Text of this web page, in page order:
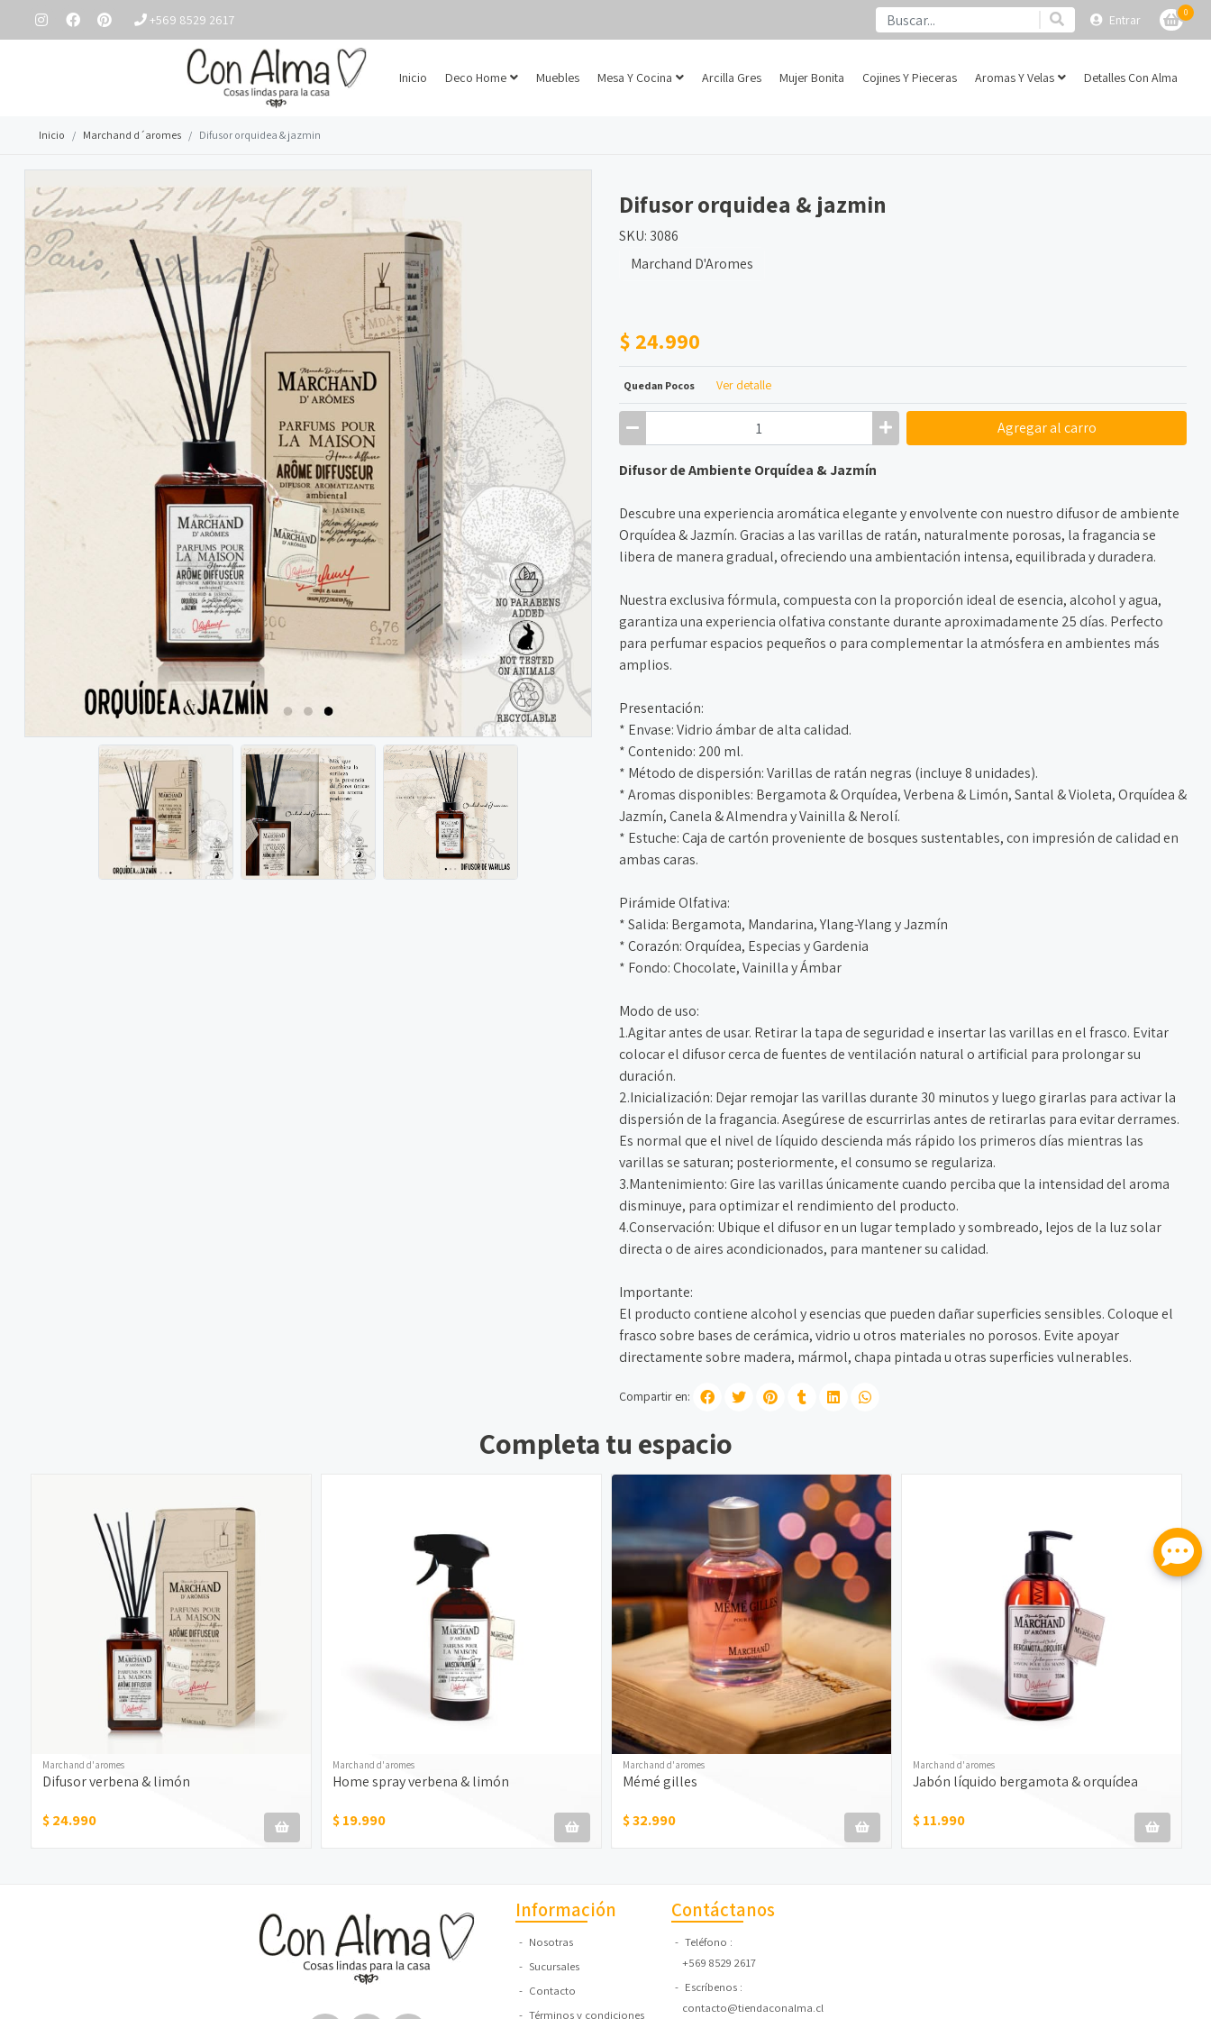
+569 8529 2617 Entrar 0
Inicio Deco Home Muebles Mesa Y Cocina Arcilla Gres Mujer Bonita Cojines Y Pieceras Aromas Y Velas Detalles Con Alma
Inicio Marchand d´aromes Difusor orquidea & jazmin
Difusor orquidea & jazmin
SKU: 3086
Marchand D'Aromes
$ 24.990
Quedan Pocos Ver detalle
Agregaral carro
Difusor de Ambiente Orquídea & Jazmín
Descubre una experiencia aromática elegante y envolvente con nuestro difusor de ambiente
Orquídea & Jazmín. Gracias a las varillas de ratán, naturalmente porosas, la fragancia se
libera de manera gradual, ofreciendo una ambientación intensa, equilibrada y duradera.
Nuestra exclusiva fórmula, compuesta con la proporción ideal de esencia, alcohol y agua,
garantiza una experiencia olfativa constante durante aproximadamente 25 días. Perfecto
para perfumar espacios pequeños o para complementar la atmósfera en ambientes más
amplios.
Presentación:
* Envase: Vidrio ámbar de alta calidad.
* Contenido: 200 ml.
* Método de dispersión: Varillas de ratán negras (incluye 8 unidades).
* Aromas disponibles: Bergamota & Orquídea, Verbena & Limón, Santal & Violeta, Orquídea &
Jazmín, Canela & Almendra y Vainilla & Nerolí.
* Estuche: Caja de cartón proveniente de bosques sustentables, con impresión de calidad en
ambas caras.
Pirámide Olfativa:
* Salida: Bergamota, Mandarina, Ylang-Ylang y Jazmín
* Corazón: Orquídea, Especias y Gardenia
* Fondo: Chocolate, Vainilla y Ámbar
Modo de uso:
1.Agitar antes de usar. Retirar la tapa de seguridad e insertar las varillas en el frasco. Evitar
colocar el difusor cerca de fuentes de ventilación natural o artificial para prolongar su
duración.
2.Inicialización: Dejar remojar las varillas durante 30 minutos y luego girarlas para activar la
dispersión de la fragancia. Asegúrese de escurrirlas antes de retirarlas para evitar derrames.
Es normal que el nivel de líquido descienda más rápido los primeros días mientras las
varillas se saturan; posteriormente, el consumo se regulariza.
3.Mantenimiento: Gire las varillas únicamente cuando perciba que la intensidad del aroma
disminuye, para optimizar el rendimiento del producto.
4.Conservación: Ubique el difusor en un lugar templado y sombreado, lejos de la luz solar
directa o de aires acondicionados, para mantener su calidad.
Importante:
El producto contiene alcohol y esencias que pueden dañar superficies sensibles. Coloque el
frasco sobre bases de cerámica, vidrio u otros materiales no porosos. Evite apoyar
directamente sobre madera, mármol, chapa pintada u otras superficies vulnerables.
Compartir en:
Completa tu espacio
Marchand d'aromes
Difusor verbena & limón
$ 24.990
Marchand d'aromes
Home spray verbena & limón
$ 19.990
Marchand d'aromes
Mémé gilles
$ 32.990
Marchand d'aromes
Jabón líquido bergamota & orquídea
$ 11.990
Información
Nosotras
Sucursales
Contacto
Términos y condiciones
Contáctanos
Teléfono
+569 8529 2617
Escríbenos
contacto@tiendaconalma.cl